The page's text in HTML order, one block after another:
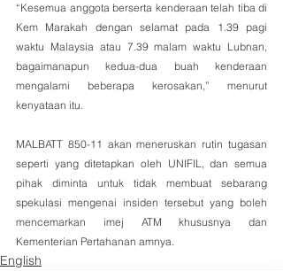
“Kesemua anggota berserta kenderaan telah tiba di
Kem Marakah dengan selamat pada 1.39 pagi
waktu Malaysia atau 7.39 malam waktu Lubnan,
bagaimanapun kedua-dua buah kenderaan
mengalami beberapa kerosakan,” menurut
kenyataan itu.
MALBATT 850-11 akan meneruskan rutin tugasan
seperti yang ditetapkan oleh UNIFIL, dan semua
pihak diminta untuk tidak membuat sebarang
spekulasi mengenai insiden tersebut yang boleh
mencemarkan imej ATM khususnya dan
Kementerian Pertahanan amnya.
English